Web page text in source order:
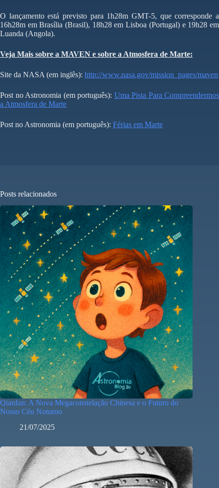
O lançamento está previsto para 1h28m GMT-5, que corresponde a
16h28m em Brasília (Brasil), 18h28 em Lisboa (Portugal) e 19h28 em
Luanda (Angola).
Veja Mais sobre a MAVEN e sobre a Atmosfera de Marte:
Site da NASA (em inglês): http://www.nasa.gov/mission_pages/maven
Post no Astronomia (em português): Uma Pista Para Compreendermos
a Atmosfera de Marte
Post no Astronomia (em português): Férias em Marte
Posts relacionados
Qianfan: A Nova Megaconstelação Chinesa e o Futuro do
Nosso Céu Noturno
21/07/2025